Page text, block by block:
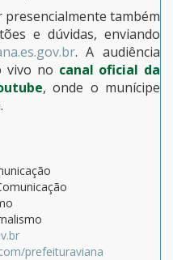
também
e dúvidas, enviando
. A audiência
vivo no canal oficial da
, onde o munícipe
prefeituraviana